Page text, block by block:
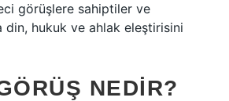
görüşlere sahiptiler ve
din, hukuk ve ahlak eleştirisini
NEDIR?